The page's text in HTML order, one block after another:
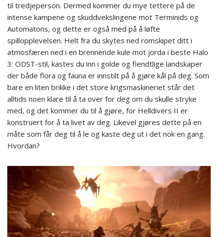
til tredjeperson. Dermed kommer du mye tettere på de
intense kampene og skuddvekslingene mot Terminids og
Automatons, og dette er også med på å løfte
spillopplevelsen. Helt fra du skytes ned romskipet ditt i
atmosfæren ned i en brennende kule mot jorda i beste Halo
3: ODST-stil, kastes du inn i golde og fiendtlige landskaper
der både flora og fauna er innstilt på å gjøre kål på deg. Som
bare en liten brikke i det store krigsmaskineriet står det
alltids noen klare til å ta over for deg om du skulle stryke
med, og det kommer du til å gjøre, for Helldivers II er
konstruert for å ta livet av deg. Likevel gjøres dette på en
måte som får deg til å le og kaste deg ut i det nok en gang.
Hvordan?